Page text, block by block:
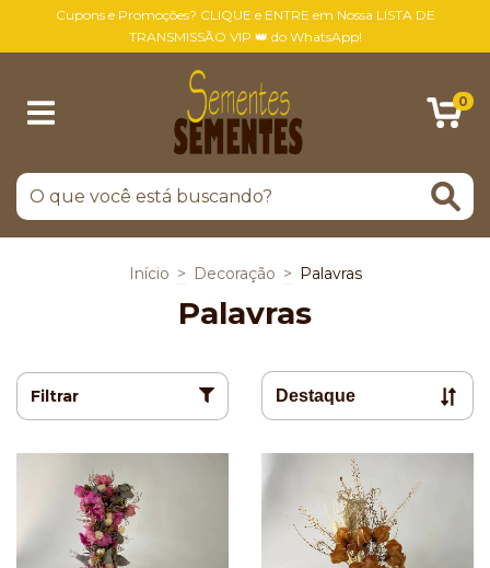
Cupons e Promoções? CLIQUE e ENTRE em Nossa LISTA DE
TRANSMISSÃO VIP 👑 do WhatsApp!
0
Início > Decoração > Palavras
Palavras
Filtrar